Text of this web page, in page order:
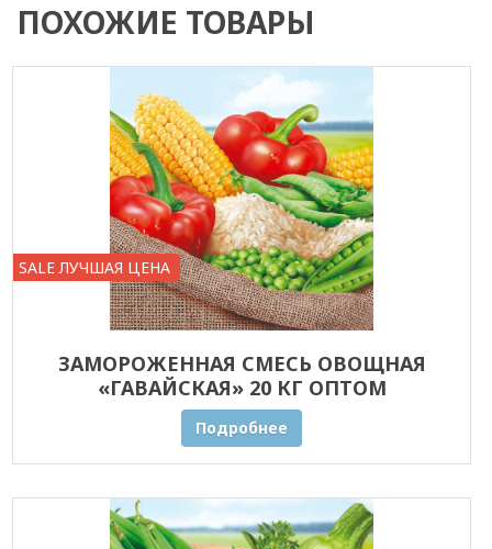
ПОХОЖИЕ ТОВАРЫ
SALE ЛУЧШАЯ ЦЕНА
ЗАМОРОЖЕННАЯ СМЕСЬ ОВОЩНАЯ
«ГАВАЙСКАЯ» 20 КГ ОПТОМ
Подробнее